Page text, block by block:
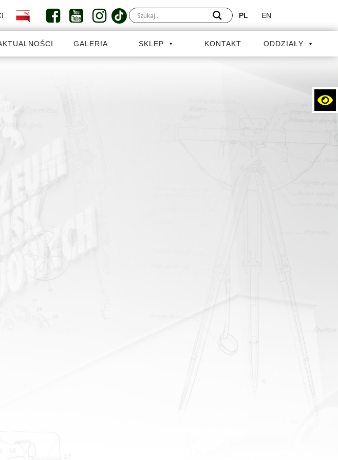
PL EN
GALERIA SKLEP KONTAKT ODDZIAŁY